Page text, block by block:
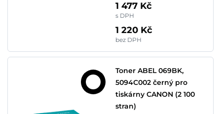
1 477 Kč
s DPH
1 220 Kč
bez DPH
Toner ABEL 069BK,
5094C002 černý pro
tiskárny CANON (2 100
stran)